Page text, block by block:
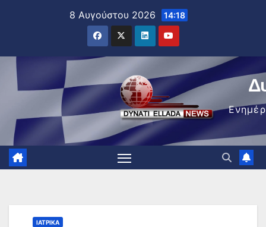
8 Αυγούστου 2026 14:18
ΙΑΤΡΙΚΆ